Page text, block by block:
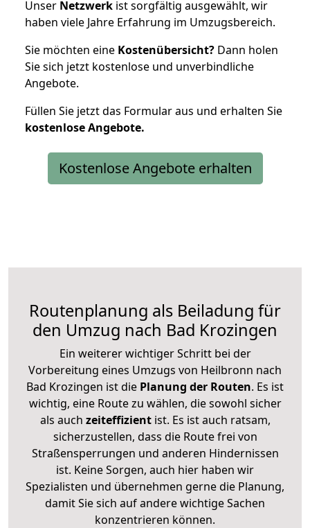
Unser Netzwerk ist sorgfältig ausgewählt, wir
haben viele Jahre Erfahrung im Umzugsbereich.
Sie möchten eine Kostenübersicht? Dann holen
Sie sich jetzt kostenlose und unverbindliche
Angebote.
Füllen Sie jetzt das Formular aus und erhalten Sie
kostenloseAngebote.
Kostenlose Angebote erhalten
Routenplanung als Beiladung für
den Umzug nach Bad Krozingen
Ein weiterer wichtiger Schritt bei der
Vorbereitung eines Umzugs von Heilbronn nach
Bad Krozingen ist die Planung der Routen. Es ist
wichtig, eine Route zu wählen, die sowohl sicher
als auch zeiteffizientist. Es ist auch ratsam,
sicherzustellen, dass die Route frei von
Straßensperrungen und anderen Hindernissen
ist. Keine Sorgen, auch hier haben wir
Spezialisten und übernehmen gerne die Planung,
damit Sie sich auf andere wichtige Sachen
konzentrieren können.